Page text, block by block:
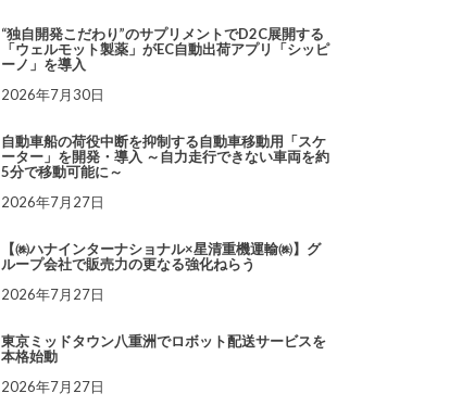
“独自開発こだわり”のサプリメントでD2C展開する
「ウェルモット製薬」がEC自動出荷アプリ「シッピ
ーノ」を導入
2026年7月30日
自動車船の荷役中断を抑制する自動車移動用「スケ
ーター」を開発・導入 ～自力走行できない車両を約
5分で移動可能に～
2026年7月27日
【㈱ハナインターナショナル×星清重機運輸㈱】グ
ループ会社で販売力の更なる強化ねらう
2026年7月27日
東京ミッドタウン八重洲でロボット配送サービスを
本格始動
2026年7月27日